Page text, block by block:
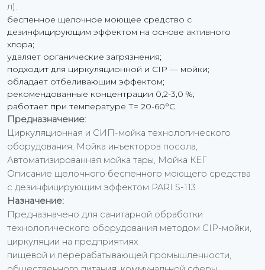
л).
беспенное щелочное моющее средство с
дезинфицирующим эффектом на основе активного
хлора;
удаляет органические загрязнения;
подходит для циркуляционной и CIP — мойки;
обладает отбеливающим эффектом;
рекомендованные концентрации 0,2-3,0 %;
работает при температуре Т= 20-60°С.
Предназначение:
Циркуляционная и СИП-мойка технологического
оборудования, Мойка инъекторов посола,
Автоматизированная мойка тары, Мойка КЕГ
Описание щелочного беспенного моющего средства
с дезинфицирующим эффектом PARI S-113
Назначение:
Предназначено для санитарной обработки
технологического оборудования методом CIP-мойки,
циркуляции на предприятиях
пищевой и перерабатывающей промышленности,